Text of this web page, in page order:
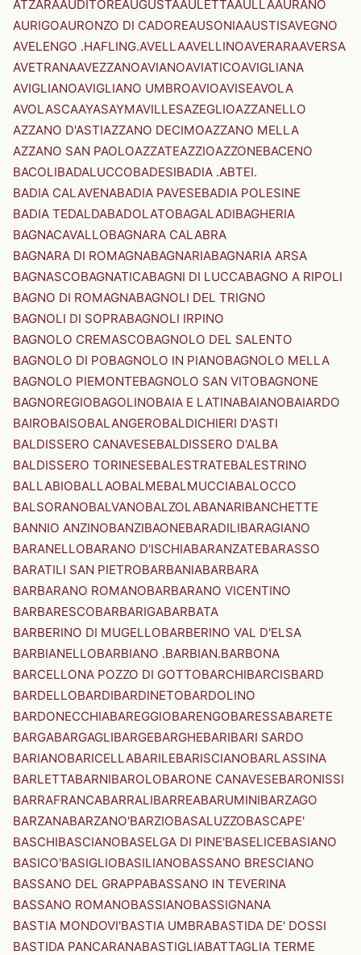
ATZARAAUDITOREAUGUSTAAULETTAAULLAAURANO
AURIGOAURONZO DI CADOREAUSONIAAUSTISAVEGNO
AVELENGO .HAFLING.AVELLAAVELLINOAVERARAAVERSA
AVETRANAAVEZZANOAVIANOAVIATICOAVIGLIANA
AVIGLIANOAVIGLIANO UMBROAVIOAVISEAVOLA
AVOLASCAAYASAYMAVILLESAZEGLIOAZZANELLO
AZZANO D'ASTIAZZANO DECIMOAZZANO MELLA
AZZANO SAN PAOLOAZZATEAZZIOAZZONEBACENO
BACOLIBADALUCCOBADESIBADIA .ABTEI.
BADIA CALAVENABADIA PAVESEBADIA POLESINE
BADIA TEDALDABADOLATOBAGALADIBAGHERIA
BAGNACAVALLOBAGNARA CALABRA
BAGNARA DI ROMAGNABAGNARIABAGNARIA ARSA
BAGNASCOBAGNATICABAGNI DI LUCCABAGNO A RIPOLI
BAGNO DI ROMAGNABAGNOLI DEL TRIGNO
BAGNOLI DI SOPRABAGNOLI IRPINO
BAGNOLO CREMASCOBAGNOLO DEL SALENTO
BAGNOLO DI POBAGNOLO IN PIANOBAGNOLO MELLA
BAGNOLO PIEMONTEBAGNOLO SAN VITOBAGNONE
BAGNOREGIOBAGOLINOBAIA E LATINABAIANOBAIARDO
BAIROBAISOBALANGEROBALDICHIERI D'ASTI
BALDISSERO CANAVESEBALDISSERO D'ALBA
BALDISSERO TORINESEBALESTRATEBALESTRINO
BALLABIOBALLAOBALMEBALMUCCIABALOCCO
BALSORANOBALVANOBALZOLABANARIBANCHETTE
BANNIO ANZINOBANZIBAONEBARADILIBARAGIANO
BARANELLOBARANO D'ISCHIABARANZATEBARASSO
BARATILI SAN PIETROBARBANIABARBARA
BARBARANO ROMANOBARBARANO VICENTINO
BARBARESCOBARBARIGABARBATA
BARBERINO DI MUGELLOBARBERINO VAL D'ELSA
BARBIANELLOBARBIANO .BARBIAN.BARBONA
BARCELLONA POZZO DI GOTTOBARCHIBARCISBARD
BARDELLOBARDIBARDINETOBARDOLINO
BARDONECCHIABAREGGIOBARENGOBARESSABARETE
BARGABARGAGLIBARGEBARGHEBARIBARI SARDO
BARIANOBARICELLABARILEBARISCIANOBARLASSINA
BARLETTABARNIBAROLOBARONE CANAVESEBARONISSI
BARRAFRANCABARRALIBARREABARUMINIBARZAGO
BARZANABARZANO'BARZIOBASALUZZOBASCAPE'
BASCHIBASCIANOBASELGA DI PINE'BASELICEBASIANO
BASICO'BASIGLIOBASILIANOBASSANO BRESCIANO
BASSANO DEL GRAPPABASSANO IN TEVERINA
BASSANO ROMANOBASSIANOBASSIGNANA
BASTIA MONDOVI'BASTIA UMBRABASTIDA DE' DOSSI
BASTIDA PANCARANABASTIGLIABATTAGLIA TERME